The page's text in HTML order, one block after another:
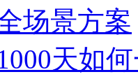
场景方案
天如